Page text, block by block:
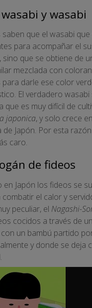
y wasabi
que el wasabi que
para acompañar el
sino que se obtiene de
mezclada con
para darle ese color
El verdadero
que es muy difícil de
japonica, y solo crece
de Japón. Por esta
caro.
de fideos
en Japón los fideos se
el calor y
peculiar, el Nagashi-
cocidos a través de
un bambú partido
y donde se deja